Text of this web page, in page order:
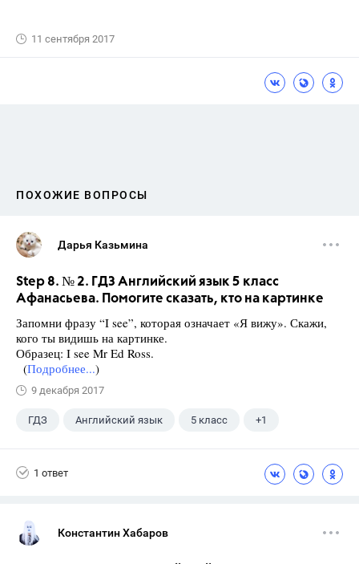
11 сентября 2017
ПОХОЖИЕ ВОПРОСЫ
Дарья Казьмина
Step 8. № 2. ГДЗ Английский язык 5 класс
Афанасьева. Помогите сказать, кто на картинке
Запомни фразу “I see”, которая означает «Я вижу». Скажи,
кого ты видишь на картинке.
Образец: I see Mr Ed Ross.
(Подробнее...)
9 декабря 2017
ГДЗ Английский язык 5 класс +1
1 ответ
Константин Хабаров